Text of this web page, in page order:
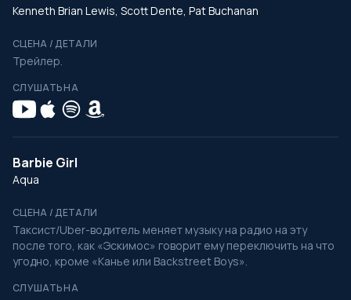
Kenneth Brian Lewis, Scott Dente, Pat Buchanan
СЦЕНА / ДЕТАЛИ
Трейлер.
СЛУШАТЬ НА
Barbie Girl
Aqua
СЦЕНА / ДЕТАЛИ
Таксист/Uber-водитель меняет музыку на радио на эту
после того, как «Эскимос» говорит ему переключить на что
угодно, кроме «Канье или Backstreet Boys».
СЛУШАТЬ НА